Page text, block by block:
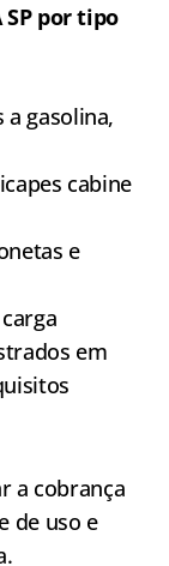
por tipo
a gasolina,
cabine
e
em
a cobrança
de uso e